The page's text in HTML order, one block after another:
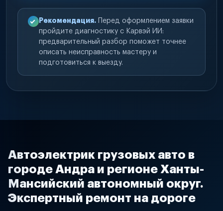
Рекомендация. Перед оформлением заявки
пройдите диагностику с Карвэй ИИ:
предварительный разбор поможет точнее
описать неисправность мастеру и
подготовиться к выезду.
Автоэлектрик грузовых авто в
городе Андра и регионе Ханты-
Мансийский автономный округ.
Экспертный ремонт на дороге